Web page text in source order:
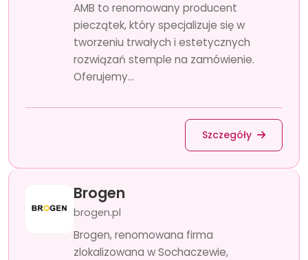
AMB to renomowany producent
pieczątek, który specjalizuje się w
tworzeniu trwałych i estetycznych
rozwiązań stemple na zamówienie.
Oferujemy...
Szczegóły
Brogen
brogen.pl
Brogen, renomowana firma
zlokalizowana w Sochaczewie,